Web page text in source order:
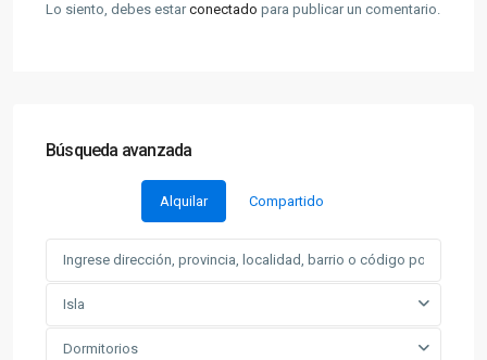
Lo siento, debes estarconectado para publicar un comentario.
Búsqueda avanzada
Alquilar Compartido
Isla
Dormitorios